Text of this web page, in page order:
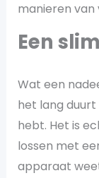
manieren van
Een
Wat een
het lang
hebt. Het is
lossen met
apparaat